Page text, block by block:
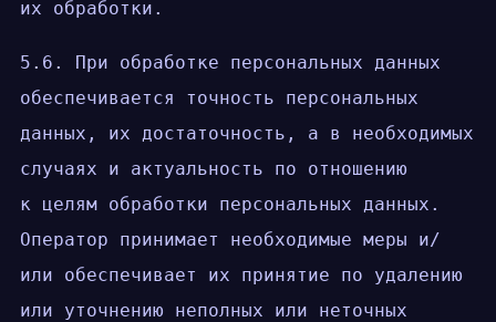
их обработки.
5.6. При обработке персональных данных
обеспечивается точность персональных
данных, их достаточность, а в необходимых
случаях и актуальность по отношению
к целям обработки персональных данных.
Оператор принимает необходимые меры и/
или обеспечивает их принятие по удалению
или уточнению неполных или неточных